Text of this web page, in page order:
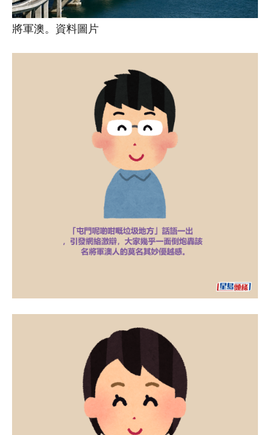
將軍澳。資料圖片